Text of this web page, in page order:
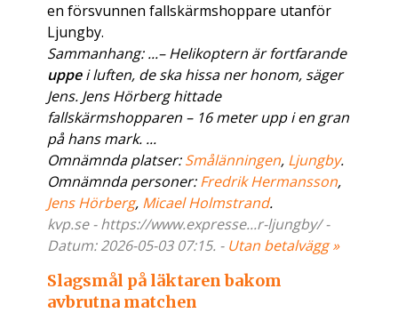
en försvunnen fallskärmshoppare utanför
Ljungby.
Sammanhang: ...– Helikoptern är fortfarande
uppei luften, de ska hissa ner honom, säger
Jens. Jens Hörberg hittade
fallskärmshopparen – 16 meter upp i en gran
på hans mark. ...
Omnämnda platser:Smålänningen, Ljungby.
Omnämnda personer:Fredrik Hermansson,
Jens Hörberg, Micael Holmstrand.
kvp.se - https://www.expresse...r-ljungby/ -
Datum: 2026-05-03 07:15. - Utan betalvägg »
Slagsmål på läktaren bakom
avbrutna matchen